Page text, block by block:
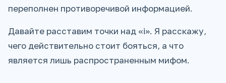
переполнен противоречивой информацией.
Давайте расставим точки над «і». Я расскажу,
чего действительно стоит бояться, а что
является лишь распространенным мифом.